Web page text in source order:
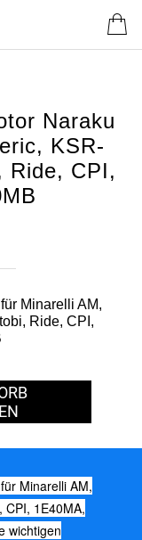
Naraku
KSR-
Ride, CPI,
Minarelli AM,
Ride, CPI,
Minarelli AM,
CPI, 1E40MA,
wichtigen